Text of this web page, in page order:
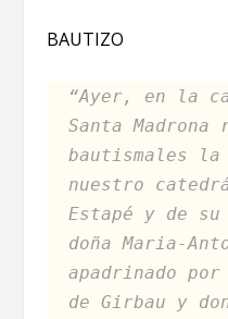
BAUTIZO
“Ayer, en la
Santa
bautismales
nuestro
Estapé y de
doña Maria-
apadrinado por
de Girbau y